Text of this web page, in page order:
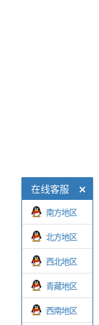
在线客服
南方地区
北方地区
西北地区
青藏地区
西南地区